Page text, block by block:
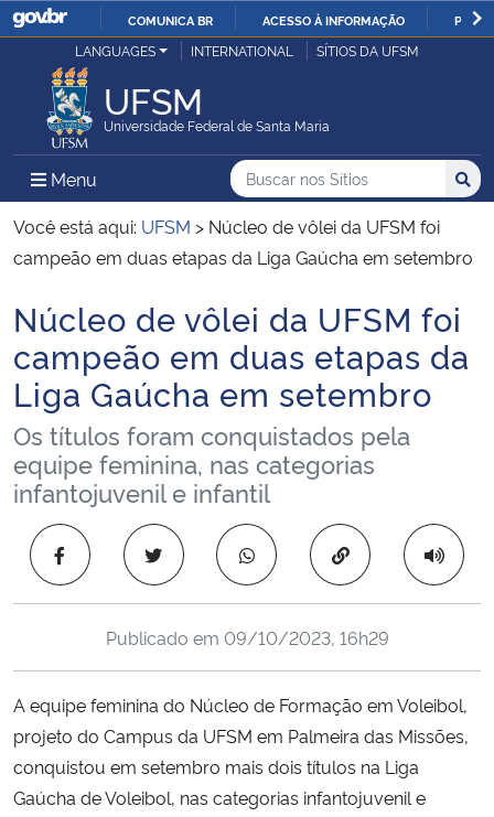
IR
COMUNICA BR ACESSO À INFORMAÇÃO
Ministério da Justiça e Segurança Pública
Ministério da Defesa
Ministério das Relações Exteriores
Ministério da Infraestrutura
Ministério da Agricultura, Pecuária e Abastecimento
Ministério da Educação
Ministério da Cidadania
Ministério da Saúde
Ministério de Minas e Energia
Ministério do Meio Ambiente
Ministério do Turismo
LANGUAGES INTERNATIONAL SÍTIOS DA UFSM
UFSM
Universidade Federal de Santa Maria
Menu Menu Principal do Sítio
Busca
Buscar no nos Sítios
Busca:
Você está aqui: UFSM > Núcleo de vôlei da UFSM foi
campeão em duas etapas da Liga Gaúcha em setembro
Início do conteúdo
Núcleo de vôlei da UFSM foi
campeão em duas etapas da
Liga Gaúcha em setembro
Os títulos foram conquistados pela
equipe feminina, nas categorias
infantojuvenil e infantil
Copiar para área
Publicado em 09/10/2023, 16h29
A equipe feminina do Núcleo de Formação em Voleibol,
projeto do Campus da UFSM em Palmeira das Missões,
conquistou em setembro mais dois títulos na Liga
Gaúcha de Voleibol, nas categorias infantojuvenil e